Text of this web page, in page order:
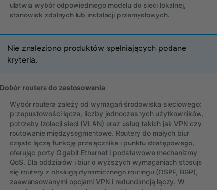
ułatwia wybór odpowiedniego modelu do sieci lokalnej,
stanowisk zdalnych lub instalacji przemysłowych.
Nie znaleziono produktów spełniających podane
kryteria.
Dobór routera do zastosowania
Wybór routera zależy od wymagań środowiska sieciowego:
przepustowości łącza, liczby jednoczesnych użytkowników,
potrzeby izolacji sieci (VLAN) oraz usług takich jak VPN czy
routowanie międzysegmentowe. Routery do małych biur
często łączą funkcję przełącznika i punktu dostępowego,
oferując porty Gigabit Ethernet i podstawowe mechanizmy
QoS. Dla oddziałów i biur o wyższych wymaganiach stosuje
się routery z obsługą dynamicznego routingu (OSPF, BGP),
zaawansowanymi opcjami VPN i redundancją łączy. W